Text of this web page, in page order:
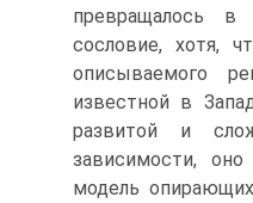
превращалось в
сословие, хотя,
описываемого
известной в
развитой и
зависимости,
модель